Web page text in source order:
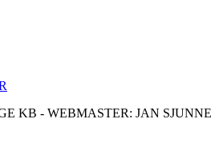
KB - WEBMASTER: JAN